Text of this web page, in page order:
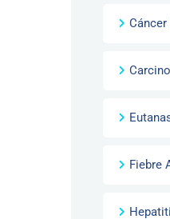
Cáncer
Fiebre